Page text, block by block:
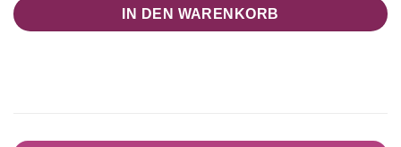
IN DEN WARENKORB